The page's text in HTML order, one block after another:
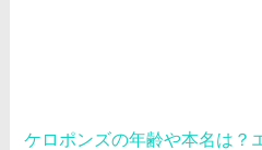
ケロポンズの年齢や本名は？